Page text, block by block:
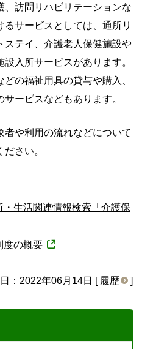
、訪問リハビリテーションな
サービスとしては、通所リ
ステイ、介護老人保健施設や
入所サービスがあります。
の福祉用具の貸与や購入、
ービスなどもあります。
や利用の流れなどについて
さい。
生活関連情報検索「介護保
の概要
：2022年06月14日 [ 履歴 ]